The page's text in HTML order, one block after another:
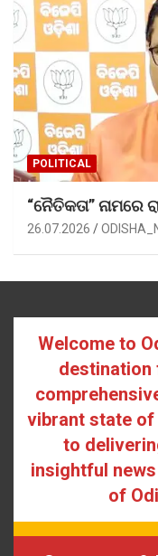
POLITICAL
“ନୈତିକତା”
26.07.2026
Welcome to
destination
vibrant state of
to
insightful
of